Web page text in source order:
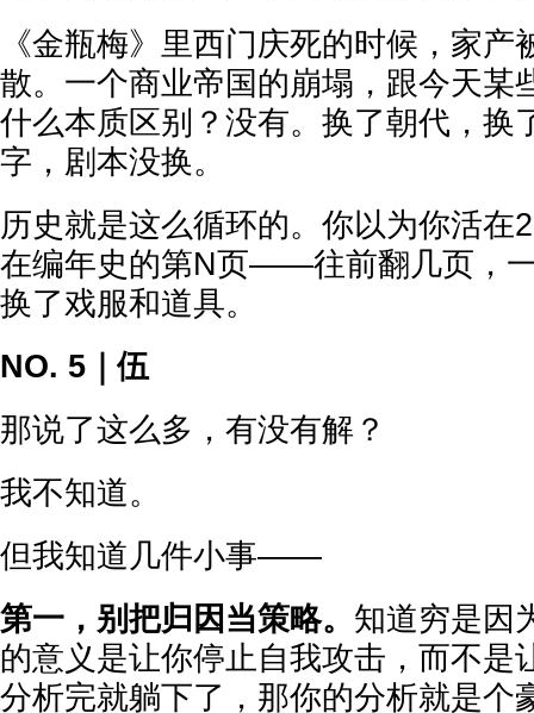
《金瓶梅》里西门庆死的时候，家
散。一个商业帝国的崩塌，跟今天某
什么本质区别？没有。换了朝代，换
字，剧本没换。
历史就是这么循环的。你以为你活在
在编年史的第N页——往前翻几页，
换了戏服和道具。
NO. 5｜伍
那说了这么多，有没有解？
我不知道。
但我知道几件小事——
第一，别把归因当策略。 知道穷是因
的意义是让你停止自我攻击，而不是
分析完就躺下了，那你的分析就是个